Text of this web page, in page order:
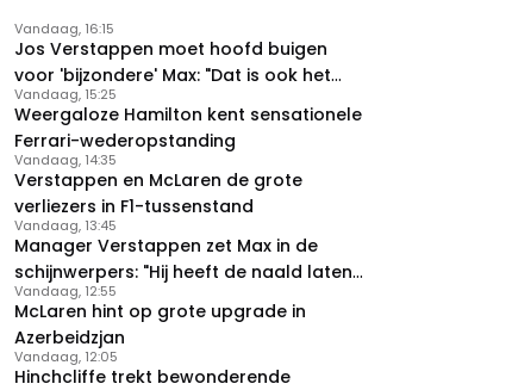
Jos Verstappen moet hoofd buigen
voor 'bijzondere' Max: "Dat is ook het
probleem!"
Vandaag, 16:15
Weergaloze Hamilton kent sensationele
Ferrari-wederopstanding
Vandaag, 15:25
Verstappen en McLaren de grote
verliezers in F1-tussenstand
Vandaag, 14:35
Manager Verstappen zet Max in de
schijnwerpers: "Hij heeft de naald laten
bewegen"
Vandaag, 13:45
McLaren hint op grote upgrade in
Azerbeidzjan
Vandaag, 12:55
Hinchcliffe trekt bewonderende
Vandaag, 12:05